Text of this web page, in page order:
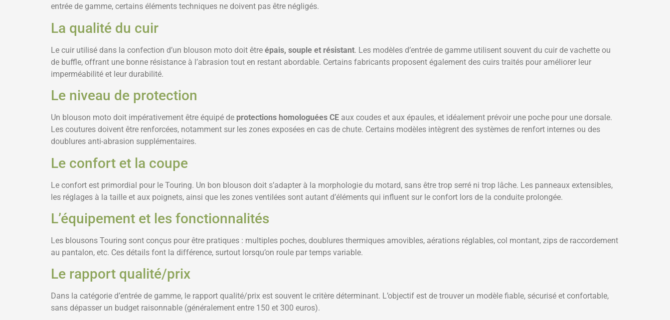
entrée de gamme, certains éléments techniques ne doivent pas être négligés.
La qualité du cuir
Le cuir utilisé dans la confection d’un blouson moto doit être épais, souple et résistant. Les modèles d’entrée de gamme utilisent souvent du cuir de vachette ou
de buffle, offrant une bonne résistance à l’abrasion tout en restant abordable. Certains fabricants proposent également des cuirs traités pour améliorer leur
imperméabilité et leur durabilité.
Le niveau de protection
Un blouson moto doit impérativement être équipé de protections homologuées CE aux coudes et aux épaules, et idéalement prévoir une poche pour une dorsale.
Les coutures doivent être renforcées, notamment sur les zones exposées en cas de chute. Certains modèles intègrent des systèmes de renfort internes ou des
doublures anti-abrasion supplémentaires.
Le confort et la coupe
Le confort est primordial pour le Touring. Un bon blouson doit s’adapter à la morphologie du motard, sans être trop serré ni trop lâche. Les panneaux extensibles,
les réglages à la taille et aux poignets, ainsi que les zones ventilées sont autant d’éléments qui influent sur le confort lors de la conduite prolongée.
L’équipement et les fonctionnalités
Les blousons Touring sont conçus pour être pratiques : multiples poches, doublures thermiques amovibles, aérations réglables, col montant, zips de raccordement
au pantalon, etc. Ces détails font la différence, surtout lorsqu’on roule par temps variable.
Le rapport qualité/prix
Dans la catégorie d’entrée de gamme, le rapport qualité/prix est souvent le critère déterminant. L’objectif est de trouver un modèle fiable, sécurisé et confortable,
sans dépasser un budget raisonnable (généralement entre 150 et 300 euros).